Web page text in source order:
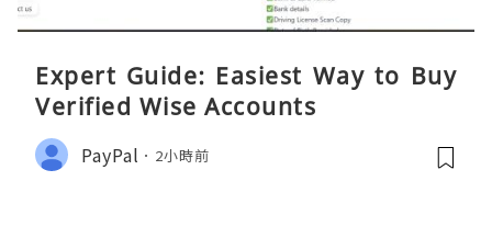
Expert Guide: Easiest Way to Buy
Verified Wise Accounts
PayPal 2小時前